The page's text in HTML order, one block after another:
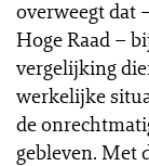
overweegt dat
Hoge Raad –
vergelijking
werkelijke
de
gebleven. Met